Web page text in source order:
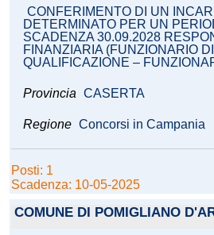
CONFERIMENTO DI UN
DETERMINATO PER UN
SCADENZA 30.09.2028
FINANZIARIA (FUNZIONARIO
QUALIFICAZIONE –
Provincia CASERTA
Regione Concorsi in Campania
Posti: 1
Scadenza: 10-05-2025
COMUNE DI POMIGLIANO